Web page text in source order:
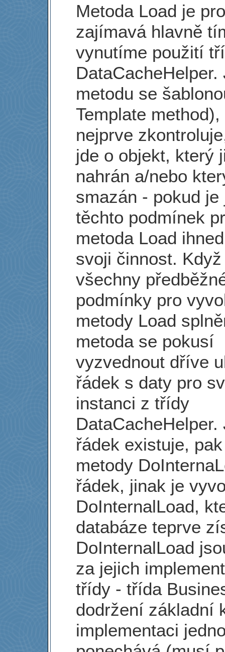
Metoda Load je
zajímavá hlavně
vynutíme použití
DataCacheHelper.
metodu se
Template
nejprve
jde o objekt, který
nahrán a/nebo
smazán - pokud je
těchto podmínek
metoda Load
svoji činnost.
všechny
podmínky pro
metody Load
metoda se pokusí
vyzvednout dříve
řádek s daty pro
instanci z třídy
DataCacheHelper.
řádek existuje,
metody
řádek, jinak je
DoInternalLoad,
databáze teprve
DoInternalLoad
za jejich
třídy - třída
dodržení základní
implementaci